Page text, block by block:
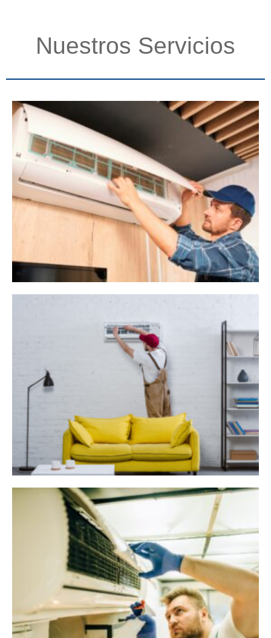
Nuestros Servicios